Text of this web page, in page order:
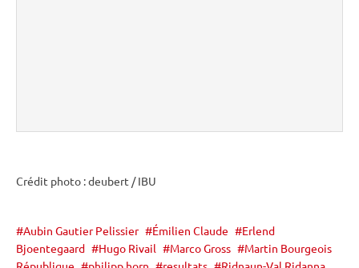
Crédit photo : deubert /IBU
Aubin Gautier Pelissier Émilien Claude
Erlend
Bjoentegaard
Hugo Rivail Marco Gross
Martin Bourgeois